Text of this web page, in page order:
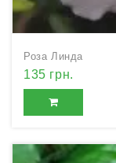
Роза Линда
135 грн.